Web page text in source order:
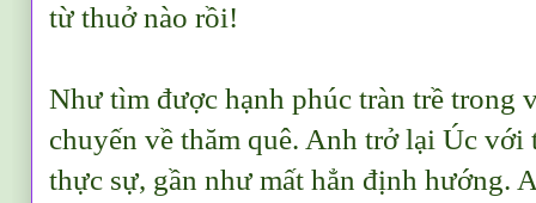
từ thuở nào rồi!
Như tìm được hạnh phúc tràn trề trong
chuyến về thăm quê. Anh trở lại Úc với
thực sự, gần như mất hẳn định hướng.